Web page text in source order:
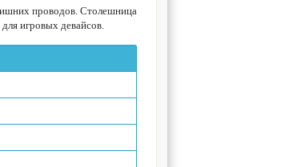
проводов. Столешница
игровых девайсов.